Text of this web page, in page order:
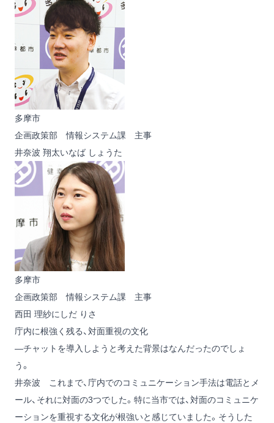
多摩市
企画政策部 情報システム課 主事
井奈波 翔太いなば しょうた
多摩市
企画政策部 情報システム課 主事
西田 理紗にしだ りさ
庁内に根強く残る、対面重視の文化
―チャットを導入しようと考えた背景はなんだったのでしょ
う。
井奈波 これまで、庁内でのコミュニケーション手法は電話とメ
ール、それに対面の3つでした。特に当市では、対面のコミュニケ
ーションを重視する文化が根強いと感じていました。そうした